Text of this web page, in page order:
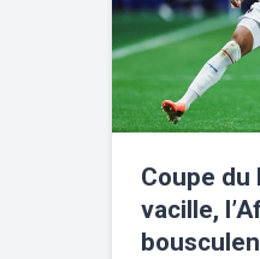
Coupe du
vacille,